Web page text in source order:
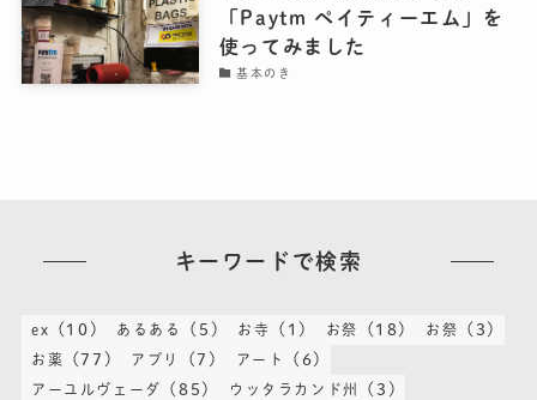
「Paytm ペイティーエム」を
使ってみました
基本のき
キーワードで検索
ex (10) あるある (5) お寺 (1) お祭 (18) お祭 (3)
お薬 (77) アプリ (7) アート (6)
アーユルヴェーダ (85) ウッタラカンド州 (3)